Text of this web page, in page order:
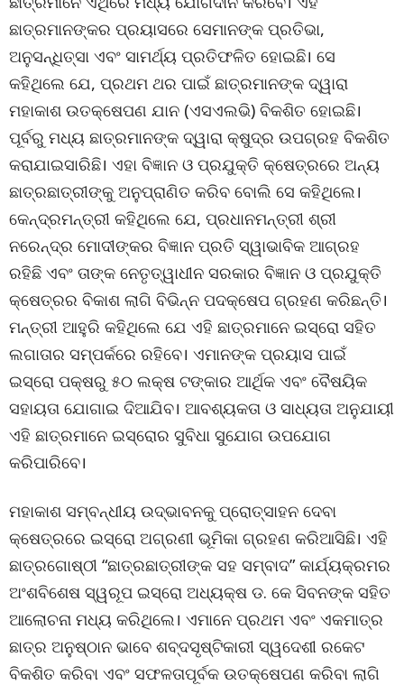
ଛାତ୍ରମାନଙ୍କର ପ୍ରୟାସରେ ସେମାନଙ୍କ ପ୍ରତିଭା,
ଅନୁସନ୍ଧିତ୍ସା ଏବଂ ସାମର୍ଥ୍ୟ ପ୍ରତିଫଳିତ ହୋଇଛି। ସେ
କହିଥିଲେ ଯେ, ପ୍ରଥମ ଥର ପାଇଁ ଛାତ୍ରମାନଙ୍କ ଦ୍ୱାରା
ମହାକାଶ ଉତକ୍ଷେପଣ ଯାନ (ଏସଏଲଭି) ବିକଶିତ ହୋଇଛି।
ପୂର୍ବରୁ ମଧ୍ୟ ଛାତ୍ରମାନଙ୍କ ଦ୍ୱାରା କ୍ଷୁଦ୍ର ଉପଗ୍ରହ ବିକଶିତ
କରାଯାଇସାରିଛି। ଏହା ବିଜ୍ଞାନ ଓ ପ୍ରଯୁକ୍ତି କ୍ଷେତ୍ରରେ ଅନ୍ୟ
ଛାତ୍ରଛାତ୍ରୀଙ୍କୁ ଅନୁପ୍ରାଣିତ କରିବ ବୋଲି ସେ କହିଥିଲେ।
କେନ୍ଦ୍ରମନ୍ତ୍ରୀ କହିଥିଲେ ଯେ, ପ୍ରଧାନମନ୍ତ୍ରୀ ଶ୍ରୀ
ନରେନ୍ଦ୍ର ମୋଦୀଙ୍କର ବିଜ୍ଞାନ ପ୍ରତି ସ୍ୱାଭାବିକ ଆଗ୍ରହ
ରହିଛି ଏବଂ ତାଙ୍କ ନେତୃତ୍ୱାଧୀନ ସରକାର ବିଜ୍ଞାନ ଓ ପ୍ରଯୁକ୍ତି
କ୍ଷେତ୍ରର ବିକାଶ ଲାଗି ବିଭିନ୍ନ ପଦକ୍ଷେପ ଗ୍ରହଣ କରିଛନ୍ତି।
ମନ୍ତ୍ରୀ ଆହୁରି କହିଥିଲେ ଯେ ଏହି ଛାତ୍ରମାନେ ଇସ୍ରୋ ସହିତ
ଲଗାତାର ସମ୍ପର୍କରେ ରହିବେ। ଏମାନଙ୍କ ପ୍ରୟାସ ପାଇଁ
ଇସ୍ରୋ ପକ୍ଷରୁ ୫୦ ଲକ୍ଷ ଟଙ୍କାର ଆର୍ଥିକ ଏବଂ ବୈଷୟିକ
ସହାୟତା ଯୋଗାଇ ଦିଆଯିବ। ଆବଶ୍ୟକତା ଓ ସାଧ୍ୟତା ଅନୁଯାୟୀ
ଏହି ଛାତ୍ରମାନେ ଇସ୍ରୋର ସୁବିଧା ସୁଯୋଗ ଉପଯୋଗ
କରିପାରିବେ।
ମହାକାଶ ସମ୍ବନ୍ଧୀୟ ଉଦ୍ଭାବନକୁ ପ୍ରୋତ୍ସାହନ ଦେବା
କ୍ଷେତ୍ରରେ ଇସ୍ରୋ ଅଗ୍ରଣୀ ଭୂମିକା ଗ୍ରହଣ କରିଆସିଛି। ଏହି
ଛାତ୍ରଗୋଷ୍ଠୀ “ଛାତ୍ରଛାତ୍ରୀଙ୍କ ସହ ସମ୍ବାଦ” କାର୍ଯ୍ୟକ୍ରମର
ଅଂଶବିଶେଷ ସ୍ୱରୂପ ଇସ୍ରୋ ଅଧ୍ୟକ୍ଷ ଡ. କେ ସିବନଙ୍କ ସହିତ
ଆଲୋଚନା ମଧ୍ୟ କରିଥିଲେ। ଏମାନେ ପ୍ରଥମ ଏବଂ ଏକମାତ୍ର
ଛାତ୍ର ଅନୁଷ୍ଠାନ ଭାବେ ଶବ୍ଦସୃଷ୍ଟିକାରୀ ସ୍ୱଦେଶୀ ରକେଟ
ବିକଶିତ କରିବା ଏବଂ ସଫଳତାପୂର୍ବକ ଉତକ୍ଷେପଣ କରିବା ଲାଗି